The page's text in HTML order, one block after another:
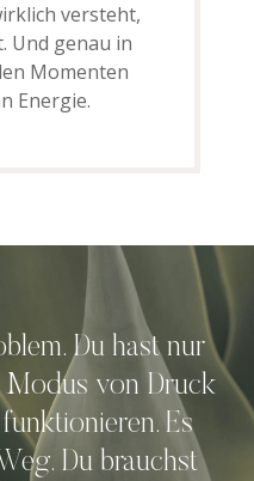
versteht,
Und genau in
Momenten
Energie.
Du hast nur
Modus von Druck
Es
Du brauchst